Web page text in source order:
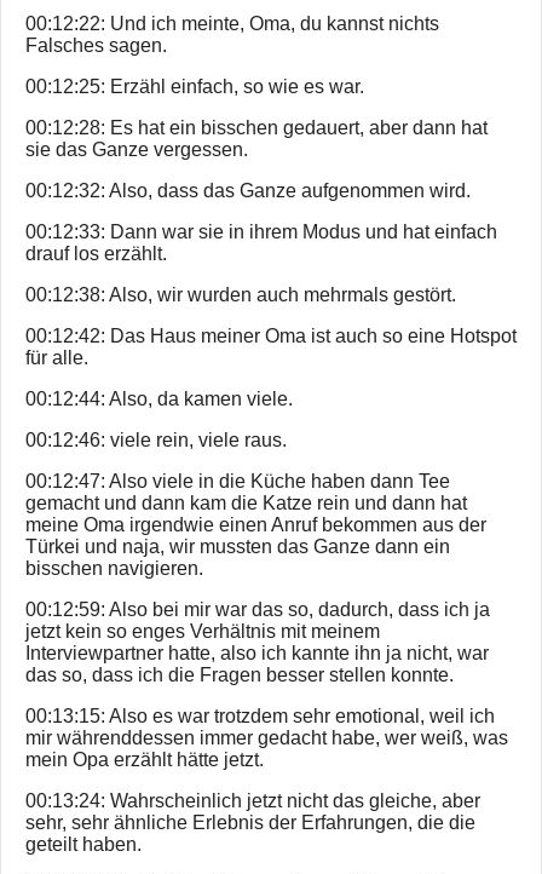
00:12:22: Und ich meinte, Oma, du kannst nichts
Falsches sagen.
00:12:25: Erzähl einfach, so wie es war.
00:12:28: Es hat ein bisschen gedauert, aber dann hat
sie das Ganze vergessen.
00:12:32: Also, dass das Ganze aufgenommen wird.
00:12:33: Dann war sie in ihrem Modus und hat einfach
drauf los erzählt.
00:12:38: Also, wir wurden auch mehrmals gestört.
00:12:42: Das Haus meiner Oma ist auch so eine Hotspot
für alle.
00:12:44: Also, da kamen viele.
00:12:46: viele rein, viele raus.
00:12:47: Also viele in die Küche haben dann Tee
gemacht und dann kam die Katze rein und dann hat
meine Oma irgendwie einen Anruf bekommen aus der
Türkei und naja, wir mussten das Ganze dann ein
bisschen navigieren.
00:12:59: Also bei mir war das so, dadurch, dass ich ja
jetzt kein so enges Verhältnis mit meinem
Interviewpartner hatte, also ich kannte ihn ja nicht, war
das so, dass ich die Fragen besser stellen konnte.
00:13:15: Also es war trotzdem sehr emotional, weil ich
mir währenddessen immer gedacht habe, wer weiß, was
mein Opa erzählt hätte jetzt.
00:13:24: Wahrscheinlich jetzt nicht das gleiche, aber
sehr, sehr ähnliche Erlebnis der Erfahrungen, die die
geteilt haben.